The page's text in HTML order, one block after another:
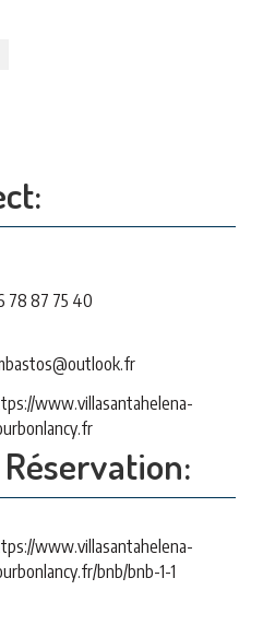
78 87 75 40
www.villasantahelena-
www.villasantahelena-
bnb/bnb-1-1